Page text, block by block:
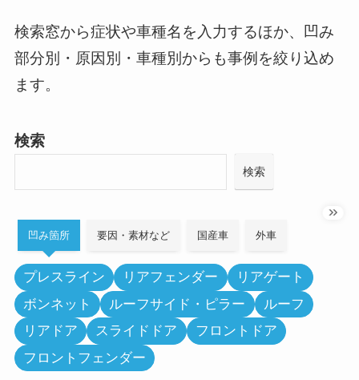
検索窓から症状や車種名を入力するほか、凹み
部分別・原因別・車種別からも事例を絞り込め
ます。
検索
検索
凹み箇所 要因・素材など 国産車 外車
プレスライン リアフェンダー
リアゲート
ボンネット
ルーフサイド・ピラー
ルーフ
リアドア
スライドドア
フロントドア
フロントフェンダー